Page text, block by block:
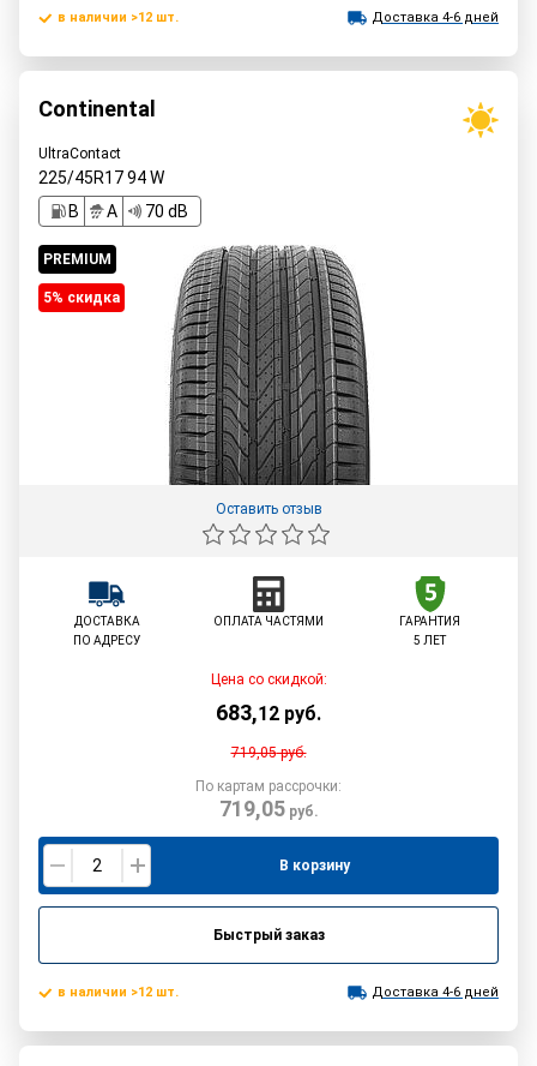
в наличии >12 шт. Доставка 4-6 дней
Continental
UltraContact
225/45R1794W
B
A 70 dB
PREMIUM
5% cкидка
Оставить отзыв
ДОСТАВКА
ПО АДРЕСУ
ОПЛАТА ЧАСТЯМИ
ГАРАНТИЯ
5 ЛЕТ
Цена со скидкой:
683,12 руб.
719,05руб.
По картам рассрочки:
719,05руб.
В корзину
Быстрый заказ
в наличии >12 шт. Доставка 4-6 дней